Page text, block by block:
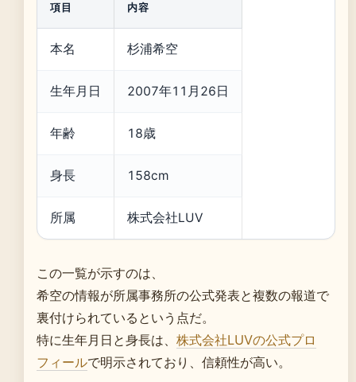
項目 内容
本名 杉浦希空
生年月日 2007年11月26日
年齢 18歳
身長 158cm
所属 株式会社LUV
この一覧が示すのは、
希空の情報が所属事務所の公式発表と複数の報道で
裏付けられているという点だ。
特に生年月日と身長は、 株式会社LUVの公式プロ
フィールで明示されており、信頼性が高い。